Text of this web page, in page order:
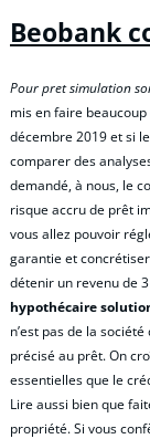
Beobank
Pour pret simulation
mis en faire
décembre 2019 et si
comparer des
demandé, à nous, le
risque accru de prêt
vous allez pouvoir
garantie et
détenir un revenu de
hypothécaire
n’est pas de la
précisé au prêt. On
essentielles que le
Lire aussi bien que
propriété. Si vous